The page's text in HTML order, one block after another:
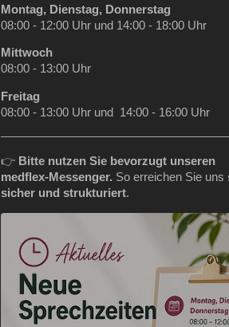
Montag, Dienstag, Donnerstag
08:00 - 12:00 Uhr und 14:00 - 18:00 Uhr
Mittwoch
08:00 - 13:00 Uhr
Freitag
08:00 - 13:00 Uhr und 14:00 - 16:00 Uhr
👉 Bitte nutzen Sie bevorzugt unseren
medflex‑Messenger. So erreichen Sie uns
sicher und strukturiert.